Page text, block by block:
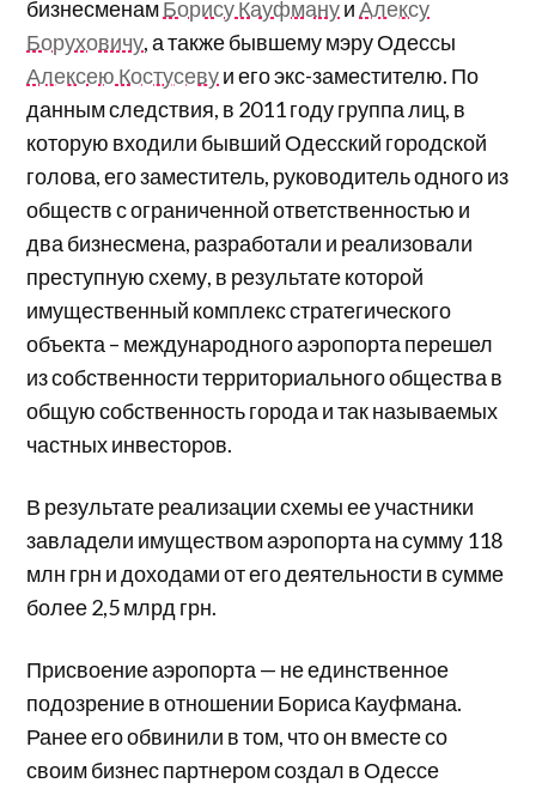
бизнесменамБорису КауфмануиАлексу
Боруховичу, а также бывшему мэру Одессы
Алексею Костусевуи его экс-заместителю. По
данным следствия, в 2011 году группа лиц, в
которую входили бывший Одесский городской
голова, его заместитель, руководитель одного из
обществ с ограниченной ответственностью и
два бизнесмена, разработали и реализовали
преступную схему, в результате которой
имущественный комплекс стратегического
объекта – международного аэропорта перешел
из собственности территориального общества в
общую собственность города и так называемых
частных инвесторов.
В результате реализации схемы ее участники
завладели имуществом аэропорта на сумму 118
млн грн и доходами от его деятельности в сумме
более 2,5 млрд грн.
Присвоение аэропорта — не единственное
подозрение в отношении Бориса Кауфмана.
Ранее его обвинили в том, что он вместе со
своим бизнес партнером создал в Одессе